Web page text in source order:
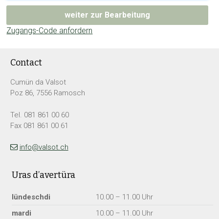
weiter zur Bearbeitung
Zugangs-Code anfordern
Footer
Contact
Cumün da Valsot
Poz 86, 7556 Ramosch
Tel. 081 861 00 60
Fax 081 861 00 61
info@valsot.ch
Uras d’avertüra
lündeschdi
10.00 – 11.00 Uhr
mardi 10.00 – 11.00 Uhr